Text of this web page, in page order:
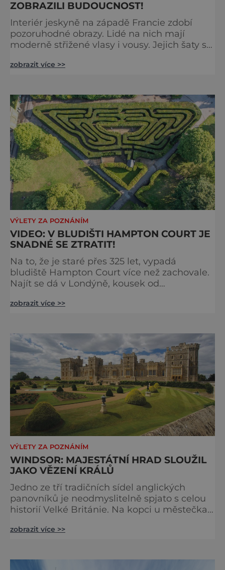
ZOBRAZILI BUDOUCNOST!
Interiér jeskyně na západě Francie zdobí
pozoruhodné obrazy. Lidé na nich mají
moderně střižené vlasy i vousy. Jejich šaty se
ale staré tisíce let. Jak je to možné?
století. Skrývala překvapivý objev. Foto:
pinterest.
zobrazit více >>
VÝLETY ZA POZNÁNÍM
VIDEO: V BLUDIŠTI HAMPTON COURT JE
SNADNÉ SE ZTRATIT!
Na to, že je staré přes 325 let, vypadá
bludiště Hampton Court více než zachovale.
Najít se dá v Londýně, kousek od
země ho mezi lety 1689 a 1695 vydupou
Oranžského (1650–1702). Zabírá plochu 1300
m² a skrývá se v něm 800 metrů cest.
Původně se v živý plot promění saze
zobrazit více >>
VÝLETY ZA POZNÁNÍM
WINDSOR: MAJESTÁTNÍ HRAD SLOUŽIL
JAKO VĚZENÍ KRÁLŮ
Jedno ze tří tradičních sídel anglických
panovníků je neodmyslitelně spjato s celou
historií Velké Británie. Na kopci u městečka
Londýna, se tyčí gigantická stavba,
zobrazit více >>